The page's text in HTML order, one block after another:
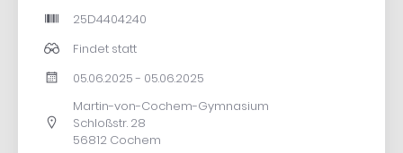
25D4404240
Findet statt
05.06.2025 - 05.06.2025
Martin-von-Cochem-Gymnasium
Schloßstr. 28
56812 Cochem